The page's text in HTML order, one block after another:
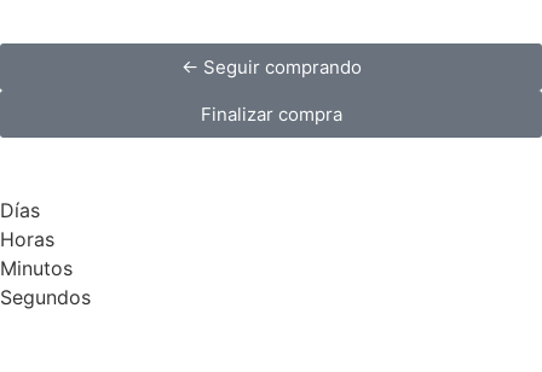
← Seguir comprando
Finalizar compra
Días
Horas
Minutos
Segundos